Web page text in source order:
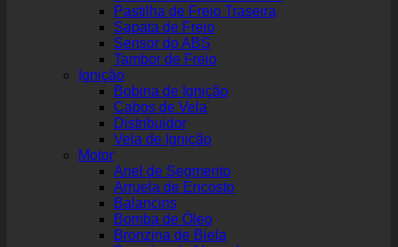
Pastilha de Freio Traseira
Sapata de Freio
Sensor do ABS
Tambor de Freio
Ignição
Bobina de Ignição
Cabos de Vela
Distribuidor
Vela de Ignição
Motor
Anel de Segmento
Arruela de Encosto
Balancins
Bomba de Óleo
Bronzina de Biela